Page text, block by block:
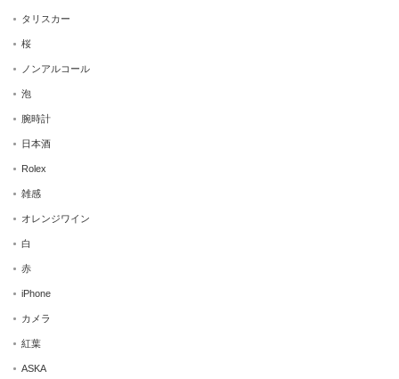
タリスカー
桜
ノンアルコール
泡
腕時計
日本酒
Rolex
雑感
オレンジワイン
白
赤
iPhone
カメラ
紅葉
ASKA